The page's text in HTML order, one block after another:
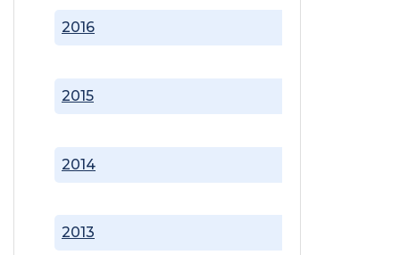
2013
2014
2015
2016